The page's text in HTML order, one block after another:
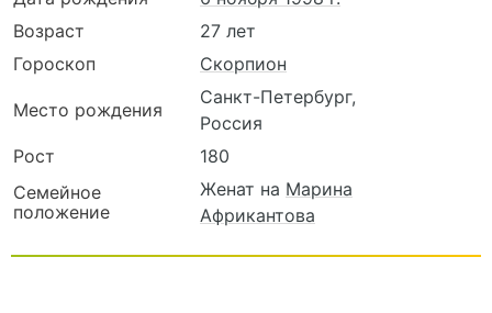
Возраст
27 лет
Гороскоп
Скорпион
Место рождения
Санкт-Петербург,
Россия
Рост
180
Семейное
положение
Женат на Марина
Африкантова